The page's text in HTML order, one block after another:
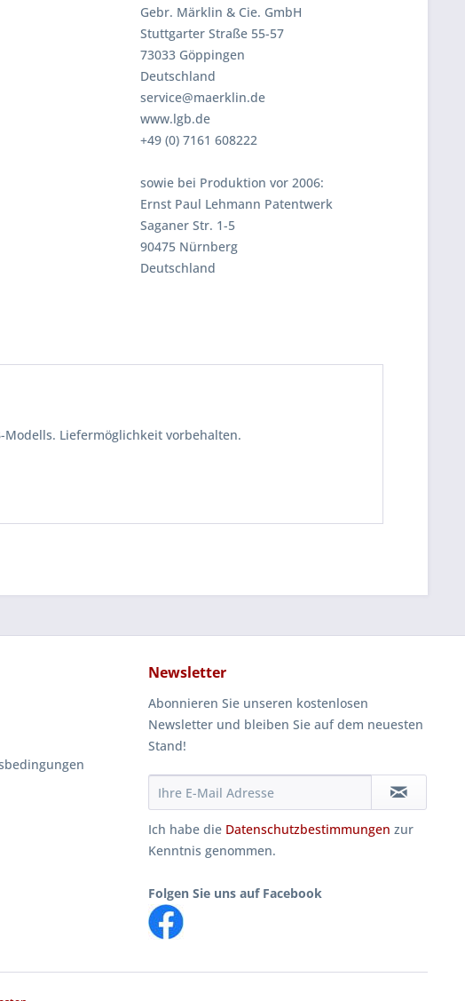
Gebr. Märklin & Cie. GmbH
Stuttgarter Straße 55-57
73033 Göppingen
Deutschland
service@maerklin.de
www.lgb.de
+49 (0) 7161 608222
sowie bei Produktion vor 2006:
Ernst Paul Lehmann Patentwerk
Saganer Str. 1-5
90475 Nürnberg
Deutschland
Modells. Liefermöglichkeit vorbehalten.
Newsletter
Abonnieren Sie unseren kostenlosen
Newsletter und bleiben Sie auf dem neuesten
Stand!
Ich habe die Datenschutzbestimmungen zur
Kenntnis genommen.
Folgen Sie uns auf Facebook